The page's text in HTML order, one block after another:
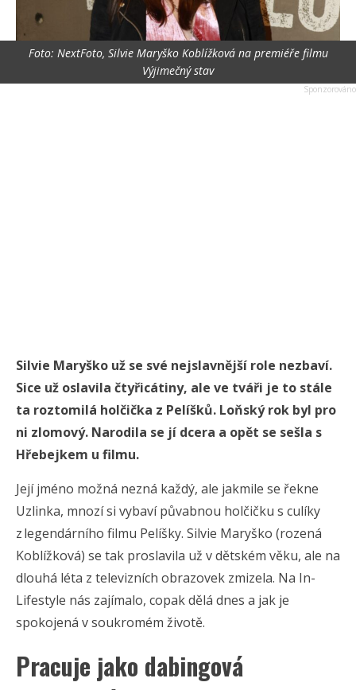
Foto: NextFoto, Silvie Maryško Koblížková na premiéře filmu
Výjimečný stav
Silvie Maryško už se své nejslavnější role nezbaví.
Sice už oslavila čtyřicátiny, ale ve tváři je to stále
ta roztomilá holčička z Pelíšků. Loňský rok byl pro
ni zlomový. Narodila se jí dcera a opět se sešla s
Hřebejkem u filmu.
Její jméno možná nezná každý, ale jakmile se řekne
Uzlinka, mnozí si vybaví půvabnou holčičku s culíky
z legendárního filmu Pelíšky. Silvie Maryško (rozená
Koblížková) se tak proslavila už v dětském věku, ale na
dlouhá léta z televizních obrazovek zmizela. Na In-
Lifestyle nás zajímalo, copak dělá dnes a jak je
spokojená v soukromém životě.
Pracuje jako dabingová